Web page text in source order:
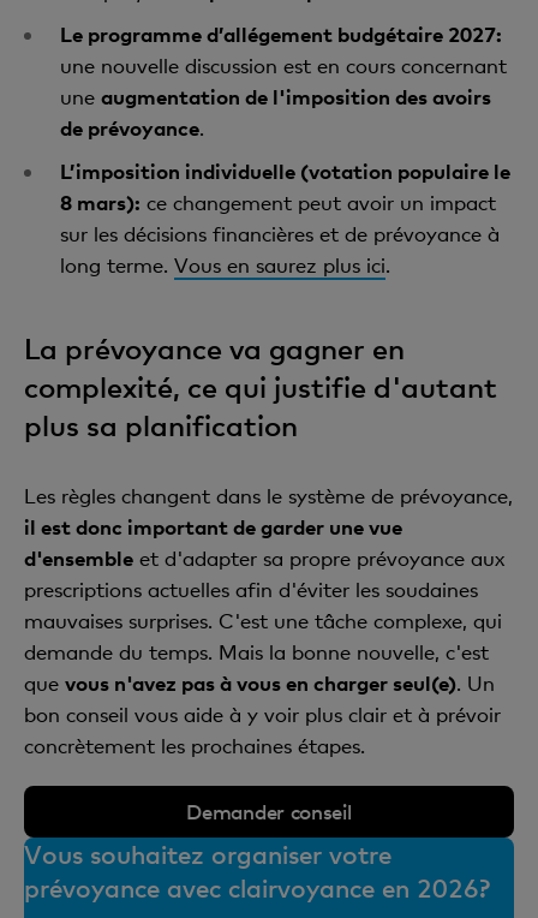
Le programme d’allégement budgétaire 2027:
une nouvelle discussion est en cours concernant
une augmentation de l'imposition des avoirs
de prévoyance.
L’imposition individuelle (votation populaire le
8 mars): ce changement peut avoir un impact
sur les décisions financières et de prévoyance à
long terme. Vous en saurez plus ici.
La prévoyance va gagner en
complexité, ce qui justifie d'autant
plus sa planification
Les règles changent dans le système de prévoyance,
il est donc important de garder une vue
d'ensemble et d'adapter sa propre prévoyance aux
prescriptions actuelles afin d'éviter les soudaines
mauvaises surprises. C'est une tâche complexe, qui
demande du temps. Mais la bonne nouvelle, c'est
que vous n'avez pas à vous en charger seul(e). Un
bon conseil vous aide à y voir plus clair et à prévoir
concrètement les prochaines étapes.
Demander conseil
Vous souhaitez organiser votre
prévoyance avec clairvoyance en 2026?